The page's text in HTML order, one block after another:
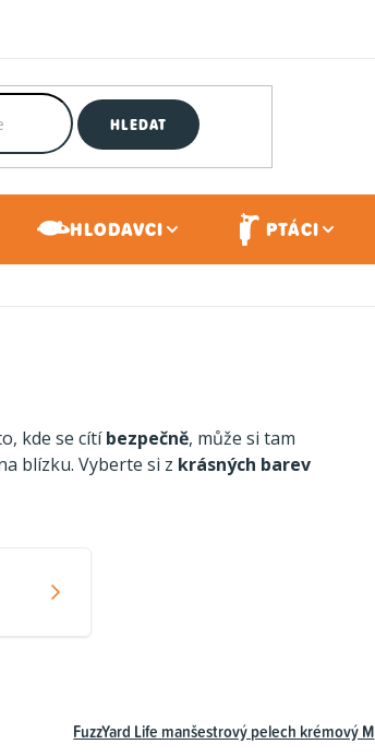
HLEDAT
HLODAVCI PTÁCI
kde se cítíbezpečně, může si tam
blízku. Vyberte si z krásných barev
FuzzYard Life manšestrový pelech krémový M